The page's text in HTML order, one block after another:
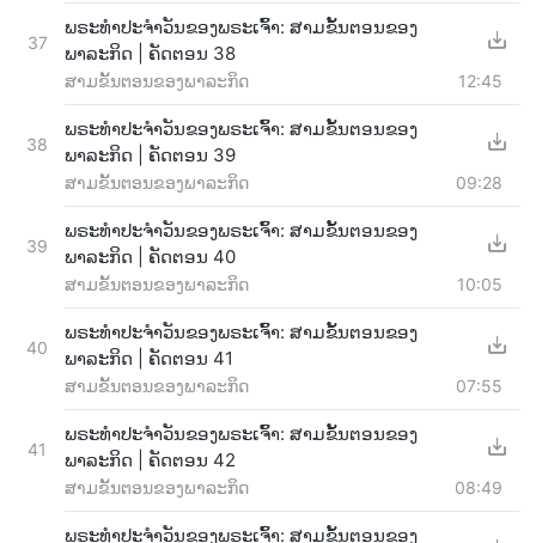
37
ພຣະທຳປະຈຳວັນຂອງພຣະເຈົ້າ: ສາມຂັ້ນຕອນຂອງ
ພາລະກິດ | ຄັດຕອນ 38
ສາມຂັ້ນຕອນຂອງພາລະກິດ 12:45
38
ພຣະທຳປະຈຳວັນຂອງພຣະເຈົ້າ: ສາມຂັ້ນຕອນຂອງ
ພາລະກິດ | ຄັດຕອນ 39
ສາມຂັ້ນຕອນຂອງພາລະກິດ 09:28
39
ພຣະທຳປະຈຳວັນຂອງພຣະເຈົ້າ: ສາມຂັ້ນຕອນຂອງ
ພາລະກິດ | ຄັດຕອນ 40
ສາມຂັ້ນຕອນຂອງພາລະກິດ 10:05
40
ພຣະທຳປະຈຳວັນຂອງພຣະເຈົ້າ: ສາມຂັ້ນຕອນຂອງ
ພາລະກິດ | ຄັດຕອນ 41
ສາມຂັ້ນຕອນຂອງພາລະກິດ 07:55
41
ພຣະທຳປະຈຳວັນຂອງພຣະເຈົ້າ: ສາມຂັ້ນຕອນຂອງ
ພາລະກິດ | ຄັດຕອນ 42
ສາມຂັ້ນຕອນຂອງພາລະກິດ 08:49
ພຣະທຳປະຈຳວັນຂອງພຣະເຈົ້າ: ສາມຂັ້ນຕອນຂອງ